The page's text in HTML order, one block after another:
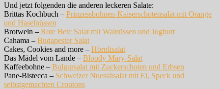
Und jetzt folgenden die anderen leckeren Salate:
Brittas Kochbuch – Prinzessbohnen-Kaiserschotensalat mit Orange
und Haselnüssen
Brotwein – Rote Bete Salat mit Walnüssen und Joghurt
Cahama – Budapester Salat
Cakes, Cookies and more – Hörnlisalat
Das Mädel vom Lande – Bloody Mary-Salat
Kaffeebohne – Bulgursalat mit Zuckerschoten und Erbsen
Pane-Bistecca – Schweizer Nuesslisalat mit Ei, Speck und
selbstgemachten Croutons